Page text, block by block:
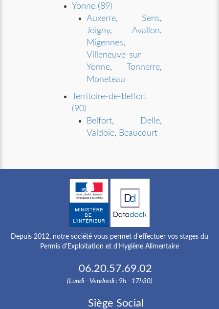
Yonne (89)
Auxerre, Sens,
Joigny, Avallon,
Migennes,
Villeneuve-sur-
Yonne, Tonnerre,
Moneteau
Territoire-de-Belfort
(90)
Belfort, Delle,
Valdoie, Beaucourt
Depuis 2012, notre société vous permet d'effectuer vos stages du
Permis d'Exploitation et d'Hygiène Alimentaire
06.20.57.69.02
(Lundi - Vendredi : 9h - 17h30)
Siège Social